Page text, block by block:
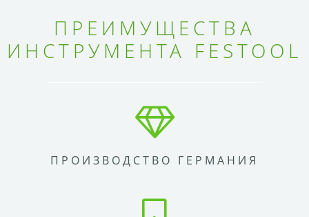
ПРЕИМУЩЕСТВА
ИНСТРУМЕНТА FESTOOL
ПРОИЗВОДСТВО ГЕРМАНИЯ